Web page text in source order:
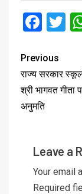
Previous
राज्य सरकार
श्री भागवत गीता
अनुमति
Leave a
Your email
Required